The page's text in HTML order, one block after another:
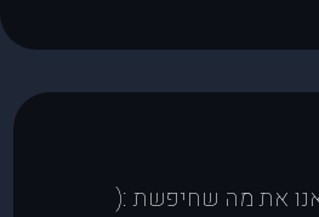
את מה שחיפשת :(